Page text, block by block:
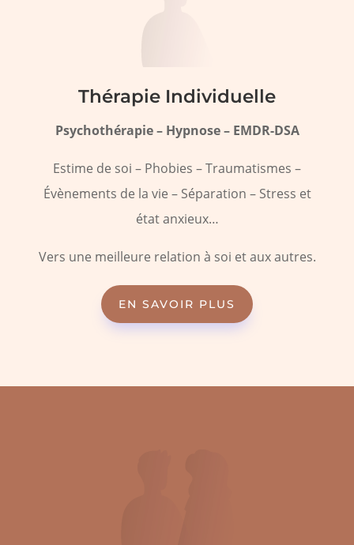
Thérapie Individuelle
Psychothérapie – Hypnose – EMDR-DSA
Estime de soi – Phobies – Traumatismes –
Évènements de la vie – Séparation – Stress et
état anxieux…
Vers une meilleure relation à soi et aux autres.
EN SAVOIR PLUS